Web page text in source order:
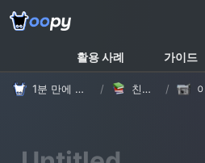
활용 사례 가이드
1분 만에 만드는 노션 웹사이트, 우피! / 친절한 가이드 /